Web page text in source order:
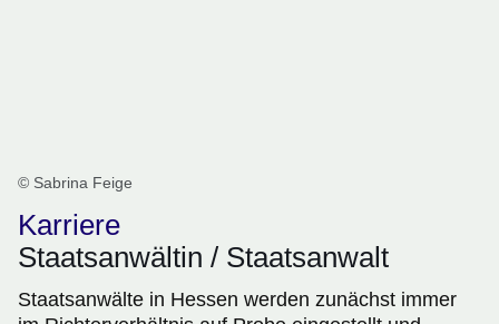
© Sabrina Feige
Karriere
Staatsanwältin / Staatsanwalt
Staatsanwälte in Hessen werden zunächst immer